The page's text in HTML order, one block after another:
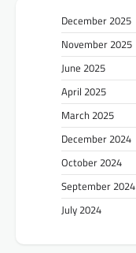
December 2025
November 2025
June 2025
April 2025
March 2025
December 2024
October 2024
September 2024
July 2024